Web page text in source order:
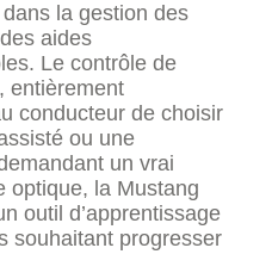
la gestion des
aides
Le contrôle de
entièrement
conducteur de choisir
ou une
un vrai
optique, la Mustang
outil d’apprentissage
souhaitant progresser